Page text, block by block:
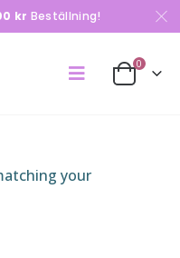
kr Beställning!
0
your